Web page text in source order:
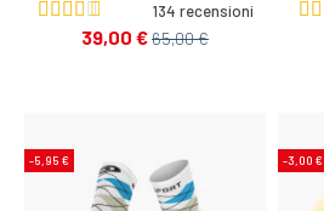
134 recensioni
39,00 €65,00 €
-5,95 € -3,00 €